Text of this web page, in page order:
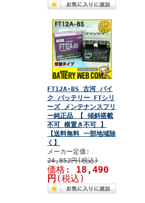
FT12A-BS 古河 バイ
ク バッテリー FTシリ
ーズ メンテナンスフリ
ー純正品 【 傾斜搭載
不可 横置き不可 】
【送料無料 一部地域除
く】
メーカー定価:
24,852円(税込)
価格: 18,490
円 (税込)